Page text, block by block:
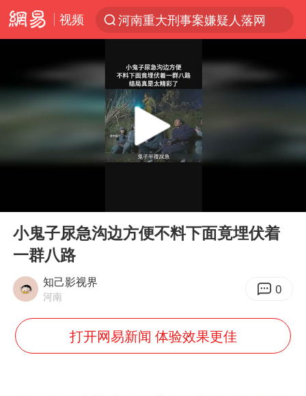
视频
河南重大刑事案嫌疑人落网
西湖突现狂风暴雨 游客瞬间被浇透
金饰克价一夜涨回1300元
酒店回应车内过夜被收150元
牛津大学一纸声明甩不了锅
浙江台州《告全体市民书》
香港宏福苑火灾或由烟头引起
Play
小鬼子尿急沟边方便不料下面竟埋伏着
一群八路
知己影视界
河南 0
打开网易新闻 体验效果更佳